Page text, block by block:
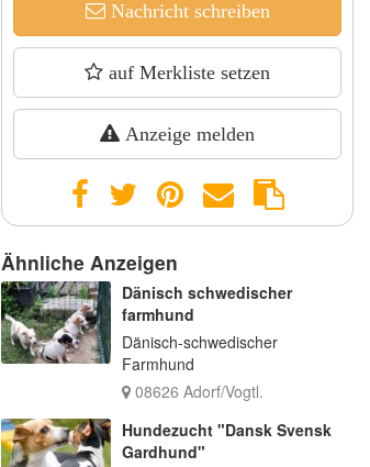
Junge
Nachricht schreiben
auf Merkliste setzen
Anzeige melden
Ähnliche Anzeigen
Dänisch schwedischer
farmhund
Dänisch-schwedischer
Farmhund
08626 Adorf/Vogtl.
Hundezucht "Dansk Svensk
Gardhund"